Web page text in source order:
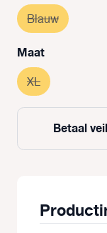
Blauw(Deze
Selecteer
Maat
XL(Deze optie is
Betaal